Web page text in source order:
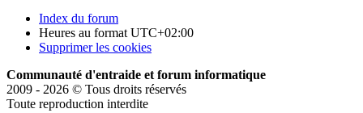
Index du forum
Heures au format UTC+02:00
Supprimer les cookies
Communauté d'entraide et forum informatique
2009 - 2026 © Tous droits réservés
Toute reproduction interdite